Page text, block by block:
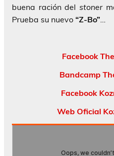
buena ración del stoner
Prueba su nuevo “Z-Bo”
Facebook
Bandcamp
Facebook
Web Oficial